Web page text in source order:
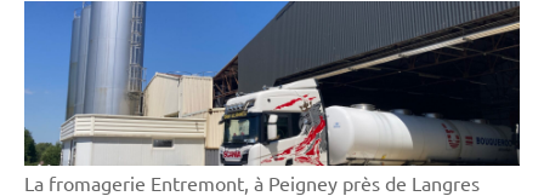
Annonces
légales
La fromagerie Entremont, à Peigney près de Langres